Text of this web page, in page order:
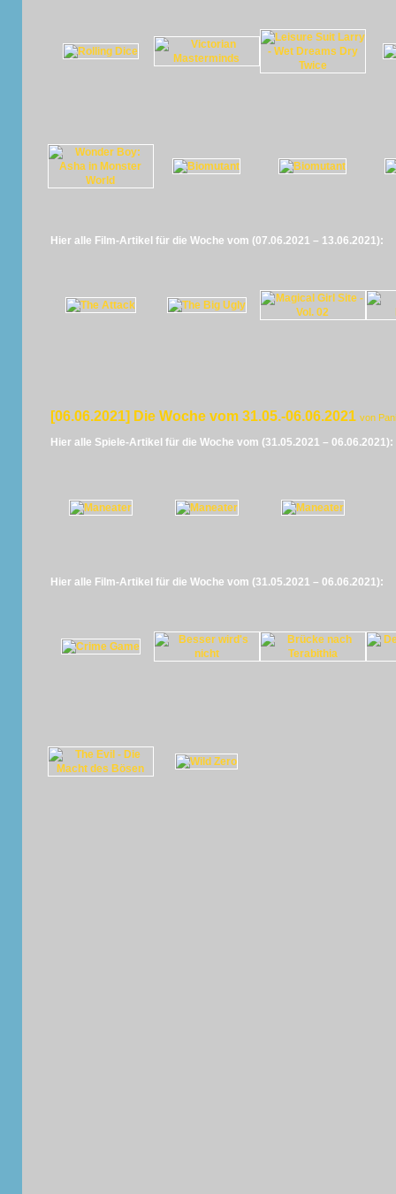
Hier alle Film-Artikel für die Woche vom (07.06.2021 – 13.06.2021):
[06.06.2021] Die Woche vom 31.05.-06.06.2021 von
Hier alle Spiele-Artikel für die Woche vom (31.05.2021 – 06.06.2021):
Hier alle Film-Artikel für die Woche vom (31.05.2021 – 06.06.2021):